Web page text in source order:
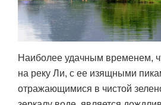
Наиболее удачным временем,
на реку Ли, с ее изящными
отражающимися в чистой